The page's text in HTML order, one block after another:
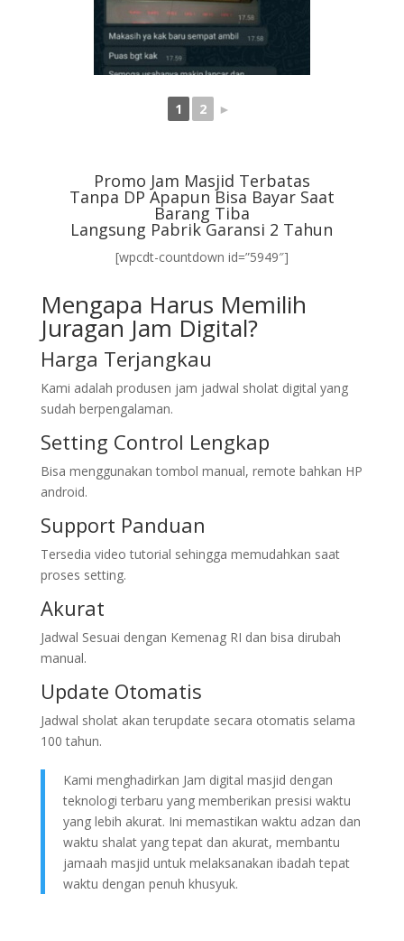
1 2 ►
Promo Jam Masjid Terbatas
Tanpa DP Apapun Bisa Bayar Saat
Barang Tiba
Langsung Pabrik Garansi 2 Tahun
[wpcdt-countdown id=”5949″]
Mengapa Harus Memilih
Juragan Jam Digital?
Harga Terjangkau
Kami adalah produsen jam jadwal sholat digital yang
sudah berpengalaman.
Setting Control Lengkap
Bisa menggunakan tombol manual, remote bahkan HP
android.
Support Panduan
Tersedia video tutorial sehingga memudahkan saat
proses setting.
Akurat
Jadwal Sesuai dengan Kemenag RI dan bisa dirubah
manual.
Update Otomatis
Jadwal sholat akan terupdate secara otomatis selama
100 tahun.
Kami menghadirkan Jam digital masjid dengan
teknologi terbaru yang memberikan presisi waktu
yang lebih akurat. Ini memastikan waktu adzan dan
waktu shalat yang tepat dan akurat, membantu
jamaah masjid untuk melaksanakan ibadah tepat
waktu dengan penuh khusyuk.